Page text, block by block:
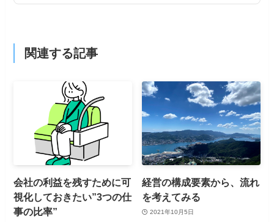
関連する記事
会社の利益を残すために可
視化しておきたい”3つの仕
事の比率”
経営の構成要素から、流れ
を考えてみる
2021年10月5日